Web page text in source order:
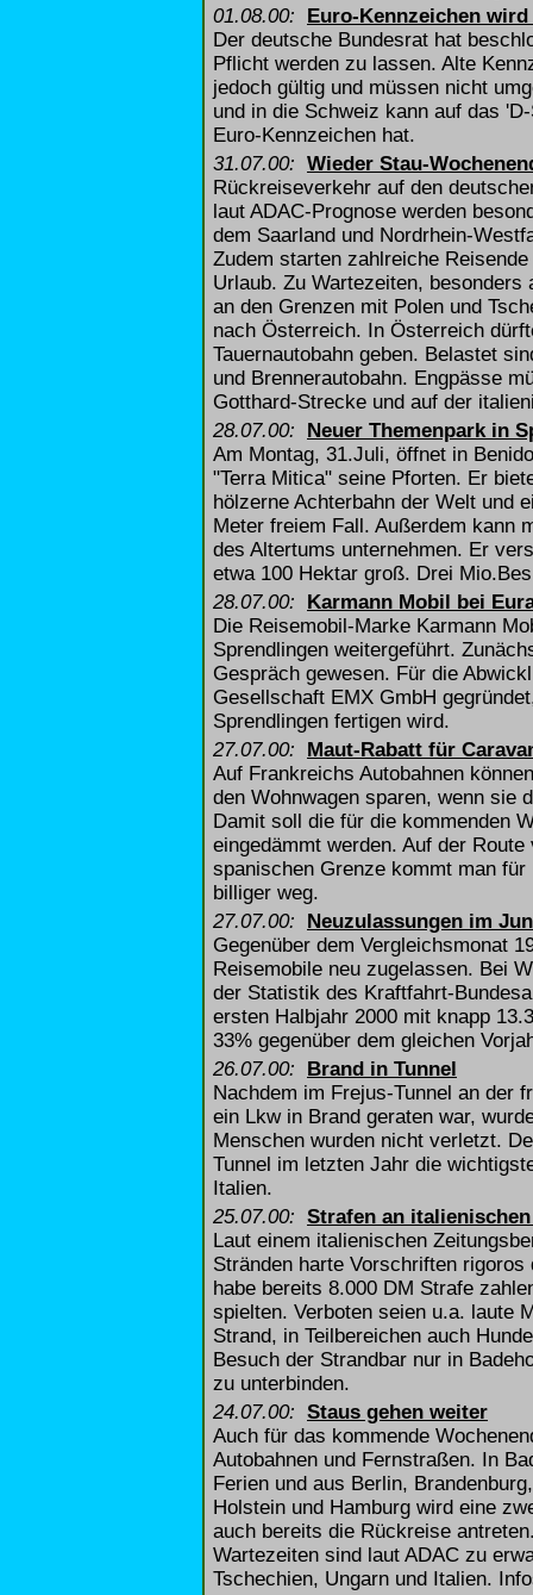
01.08.00:
Euro-Kennzeichen
Der deutsche Bundesrat hat
Pflicht werden zu lassen. Alte
jedoch gültig und müssen nicht
und in die Schweiz kann auf das
Euro-Kennzeichen hat.
31.07.00: Wieder Stau-
Rückreiseverkehr auf den
laut ADAC-Prognose werden
dem Saarland und Nordrhein-
Zudem starten zahlreiche
Urlaub. Zu Wartezeiten,
an den Grenzen mit Polen und
nach Österreich. In Österreich
Tauernautobahn geben. Belastet
und Brennerautobahn. Engpässe
Gotthard-Strecke und auf der
28.07.00:
Neuer Themenpark in
Am Montag, 31.Juli, öffnet in
"Terra Mitica" seine Pforten. Er
hölzerne Achterbahn der Welt und
Meter freiem Fall. Außerdem kann
des Altertums unternehmen. Er
etwa 100 Hektar groß. Drei
28.07.00:
Karmann Mobil bei
Die Reisemobil-Marke Karmann
Sprendlingen weitergeführt.
Gespräch gewesen. Für die
Gesellschaft EMX GmbH
Sprendlingen fertigen wird.
27.07.00:
Maut-Rabatt für
Auf Frankreichs Autobahnen
den Wohnwagen sparen, wenn sie
Damit soll die für die kommenden
eingedämmt werden. Auf der
spanischen Grenze kommt man
billiger weg.
27.07.00:
Neuzulassungen im
Gegenüber dem Vergleichsmonat
Reisemobile neu zugelassen. Bei
der Statistik des Kraftfahrt-
ersten Halbjahr 2000 mit knapp
33% gegenüber dem gleichen
26.07.00:
Brand in Tunnel
Nachdem im Frejus-Tunnel an der
ein Lkw in Brand geraten war,
Menschen wurden nicht verletzt.
Tunnel im letzten Jahr die
Italien.
25.07.00: Strafen an
Laut einem italienischen
Stränden harte Vorschriften
habe bereits 8.000 DM Strafe
spielten. Verboten seien u.a. laute
Strand, in Teilbereichen auch
Besuch der Strandbar nur in
zu unterbinden.
24.07.00: Staus gehen weiter
Auch für das kommende
Autobahnen und Fernstraßen. In
Ferien und aus Berlin,
Holstein und Hamburg wird eine
auch bereits die Rückreise
Wartezeiten sind laut ADAC zu
Tschechien, Ungarn und Italien.